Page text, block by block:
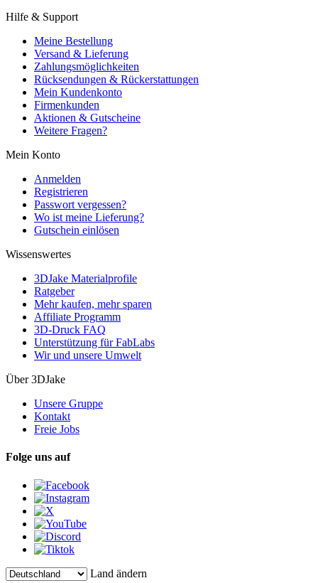
Hilfe & Support
Meine Bestellung
Versand & Lieferung
Zahlungsmöglichkeiten
Rücksendungen & Rückerstattungen
Mein Kundenkonto
Firmenkunden
Aktionen & Gutscheine
Weitere Fragen?
Mein Konto
Anmelden
Registrieren
Passwort vergessen?
Wo ist meine Lieferung?
Gutschein einlösen
Wissenswertes
3DJake Materialprofile
Ratgeber
Mehr kaufen, mehr sparen
Affiliate Programm
3D-Druck FAQ
Unterstützung für FabLabs
Wir und unsere Umwelt
Über 3DJake
Unsere Gruppe
Kontakt
Freie Jobs
Folge uns auf
Land ändern